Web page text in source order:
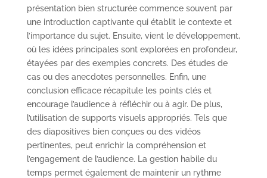
présentation bien structurée commence souvent par
une introduction captivante qui établit le contexte et
l’importance du sujet. Ensuite, vient le développement,
où les idées principales sont explorées en profondeur,
étayées par des exemples concrets. Des études de
cas ou des anecdotes personnelles. Enfin, une
conclusion efficace récapitule les points clés et
encourage l’audience à réfléchir ou à agir. De plus,
l’utilisation de supports visuels appropriés. Tels que
des diapositives bien conçues ou des vidéos
pertinentes, peut enrichir la compréhension et
l’engagement de l’audience. La gestion habile du
temps permet également de maintenir un rythme